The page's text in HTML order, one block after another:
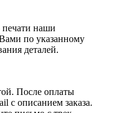
печати наши
по указанному
деталей.
После оплаты
с описанием заказа.